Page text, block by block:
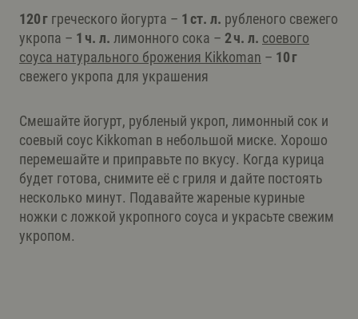
120 г греческого йогурта – 1 ст. л. рубленого свежего
укропа – 1 ч. л. лимонного сока – 2 ч. л. соевого
соуса натурального брожения Kikkoman – 10 г
свежего укропа для украшения
Смешайте йогурт, рубленый укроп, лимонный сок и
соевый соус Kikkoman в небольшой миске. Хорошо
перемешайте и приправьте по вкусу. Когда курица
будет готова, снимите её с гриля и дайте постоять
несколько минут. Подавайте жареные куриные
ножки с ложкой укропного соуса и украсьте свежим
укропом.